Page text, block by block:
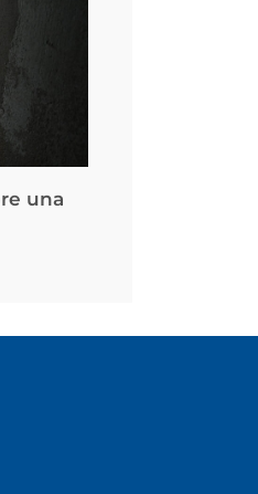
una